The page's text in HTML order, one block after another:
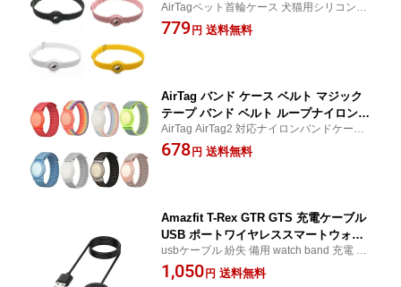
ス ストラップ エアタグ アタグ Apple A
irtags シリコンバンパー 犬用 猫用 紛失
AirTagペット首輪ケース 犬猫用シリコン保
護カバー 軽量小型でキズ防止・紛失防止に
最適 エアタグ対応 ストラップ付きバンパー
779 円 送料無料
AirTag バンド ケース ベルト マジック
テープ バンド ベルト ループナイロン
コンパチブル 軽量
AirTag AirTag2 対応ナイロンバンドケース
マジックテープ式ベルトループ付き 軽量コ
ンパクト設計 紛失防止・携帯便利なAirTag
678 円 送料無料
Amazfit T-Rex GTR GTS 充電ケーブル
USB ポートワイヤレススマートウォッ
チ充電ケーブル A1901 A1909A1918 用
スマートウォッチ磁気充電器 スマート
usbケーブル 紛失 備用 watch band 充電 会
社 車内
1,050 円 送料無料